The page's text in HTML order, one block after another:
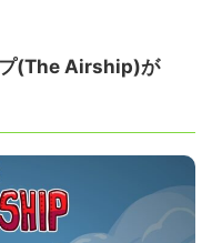
プ(The Airship)が